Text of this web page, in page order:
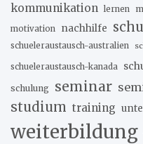
kommunikation lernen
motivation nachhilfe
schueleraustausch-australien
schueleraustausch-kanada
schulung seminar
studium training
weiterbildung